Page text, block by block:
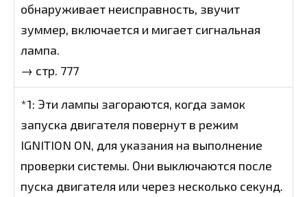
обнаруживает неисправность, звучит
зуммер, включается и мигает сигнальная
лампа.
→ стр. 777
*1: Эти лампы загораются, когда замок
запуска двигателя повернут в режим
IGNITION ON, для указания на выполнение
проверки системы. Они выключаются после
пуска двигателя или через несколько секунд.